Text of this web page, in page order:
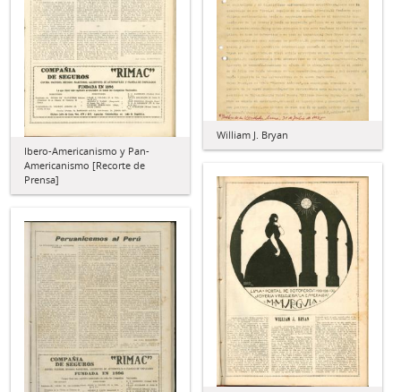
Ibero-Americanismo y Pan-
Americanismo [Recorte de
Prensa]
William J. Bryan